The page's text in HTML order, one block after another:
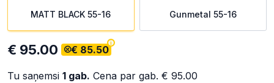
MATT BLACK 55-16 Gunmetal 55-16
€ 95.00 € 85.50
Tu saņemsi 1 gab. Cena par gab. € 95.00